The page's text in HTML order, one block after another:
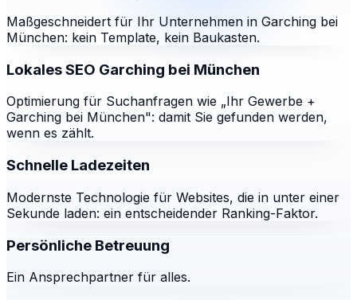
Maßgeschneidert für Ihr Unternehmen in Garching bei
München: kein Template, kein Baukasten.
Lokales SEO Garching bei München
Optimierung für Suchanfragen wie „Ihr Gewerbe +
Garching bei München": damit Sie gefunden werden,
wenn es zählt.
Schnelle Ladezeiten
Modernste Technologie für Websites, die in unter einer
Sekunde laden: ein entscheidender Ranking-Faktor.
Persönliche Betreuung
Ein Ansprechpartner für alles.